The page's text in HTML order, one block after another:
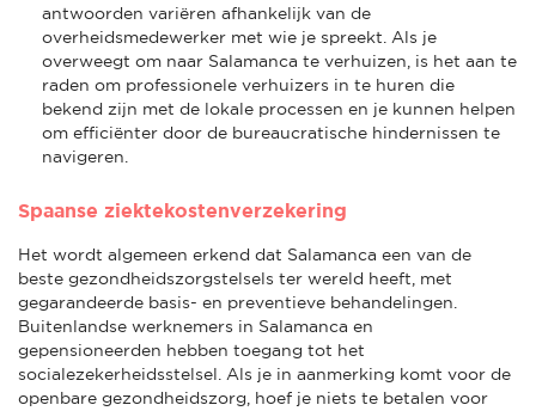
antwoorden variëren afhankelijk van de
overheidsmedewerker met wie je spreekt. Als je
overweegt om naar Salamanca te verhuizen, is het aan te
raden om professionele verhuizers in te huren die
bekend zijn met de lokale processen en je kunnen helpen
om efficiënter door de bureaucratische hindernissen te
navigeren.
Spaanse ziektekostenverzekering
Het wordt algemeen erkend dat Salamanca een van de
beste gezondheidszorgstelsels ter wereld heeft, met
gegarandeerde basis- en preventieve behandelingen.
Buitenlandse werknemers in Salamanca en
gepensioneerden hebben toegang tot het
socialezekerheidsstelsel. Als je in aanmerking komt voor de
openbare gezondheidszorg, hoef je niets te betalen voor